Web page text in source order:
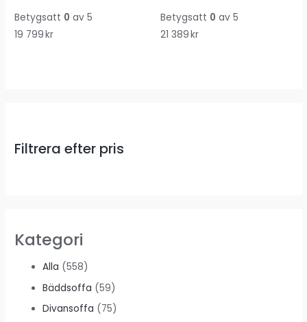
Filtrera efter pris
Kategori
Alla (558)
Bäddsoffa (59)
Divansoffa (75)
Betygsatt 0 av 5
19 799kr
Betygsatt 0 av 5
21 389kr